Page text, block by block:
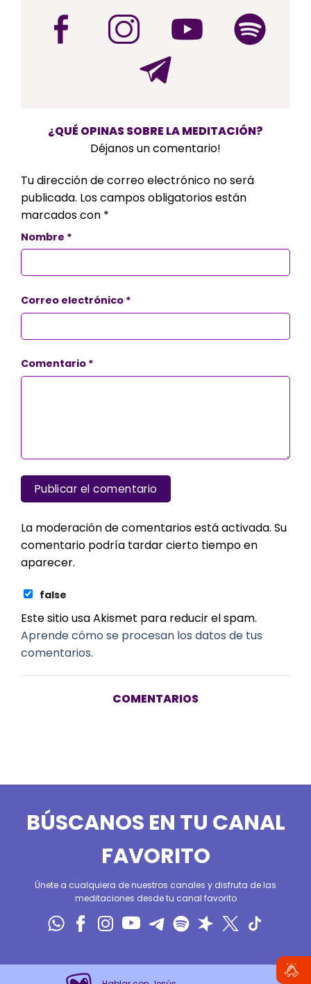
¿QUÉ OPINAS SOBRE LA MEDITACIÓN?
Déjanos un comentario!
Tu dirección de correo electrónico no será
publicada. Los campos obligatorios están
marcados con *
Nombre *
Correo electrónico *
Comentario *
La moderación de comentarios está activada. Su
comentario podría tardar cierto tiempo en
aparecer.
false
Este sitio usa Akismet para reducir el spam.
Aprende cómo se procesan los datos de tus
comentarios.
COMENTARIOS
BÚSCANOS EN TU CANAL
FAVORITO
Únete a cualquiera de nuestros canales y disfruta de las
meditaciones desde tu canal favorito